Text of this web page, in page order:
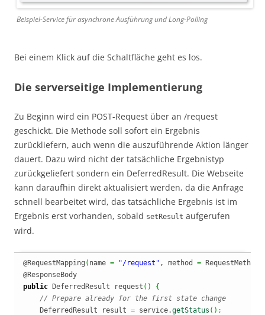
Beispiel-Service für asynchrone Ausführung und Long-Polling
Bei einem Klick auf die Schaltfläche geht es los.
Die serverseitige Implementierung
Zu Beginn wird ein POST-Request über an /request
geschickt. Die Methode soll sofort ein Ergebnis
zurückliefern, auch wenn die auszuführende Aktion länger
dauert. Dazu wird nicht der tatsächliche Ergebnistyp
zurückgeliefert sondern ein DeferredResult. Die Webseite
kann daraufhin direkt aktualisiert werden, da die Anfrage
schnell bearbeitet wird, das tatsächliche Ergebnis ist im
Ergebnis erst vorhanden, sobald setResult aufgerufen
wird.
@RequestMapping ( name = "/request" , method = RequestMethod.
public DeferredResult request ( )
{
// Prepare already for the first state change
    DeferredResult result
= service.getStatus ( ) ;